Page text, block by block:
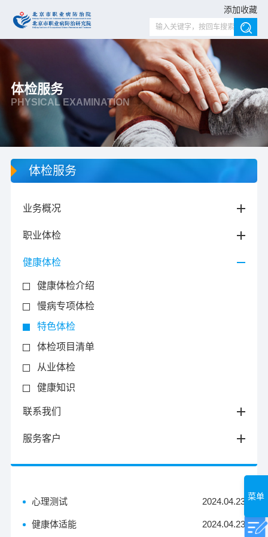
添加收藏
菜单
体检服务
PHYSICAL EXAMINATION
体检服务
业务概况
职业体检
健康体检
健康体检介绍
慢病专项体检
特色体检
体检项目清单
从业体检
健康知识
联系我们
服务客户
心理测试 2024.04.23
健康体适能 2024.04.23